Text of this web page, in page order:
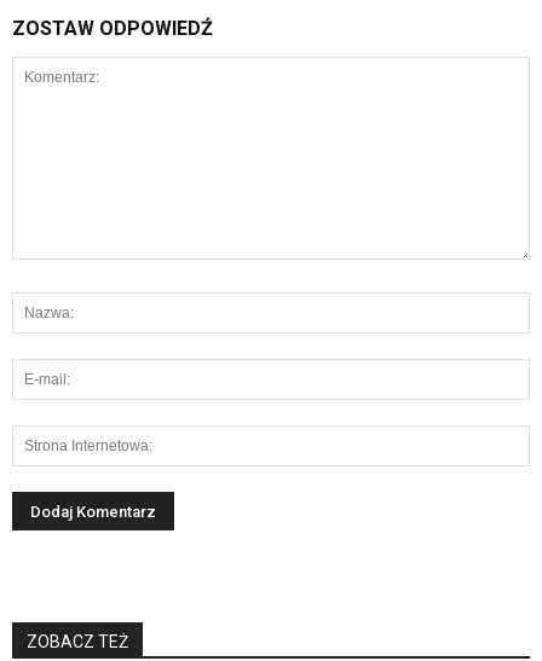
ZOSTAW ODPOWIEDŹ
ZOBACZ TEŻ